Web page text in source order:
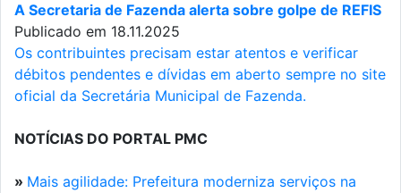
A Secretaria de Fazenda alerta sobre golpe de REFIS
Publicado em 18.11.2025
Os contribuintes precisam estar atentos e verificar
débitos pendentes e dívidas em aberto sempre no site
oficial da Secretária Municipal de Fazenda.
NOTÍCIAS DO PORTAL PMC
» Mais agilidade: Prefeitura moderniza serviços na